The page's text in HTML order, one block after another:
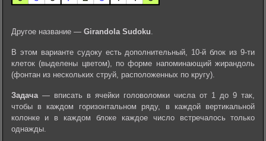
Другое название — Girandola Sudoku.
В этом варианте судоку есть дополнительный, 10-й блок из 9-ти
клеток (выделены цветом), по форме напоминающий жирандоль
(фонтан из нескольких струй, расположенных по кругу).
Задача— вписать в ячейки головоломки числа от 1 до 9 так,
чтобы в каждом горизонтальном ряду, в каждой вертикальной
колонке и в каждом блоке каждое число встречалось только
однажды.